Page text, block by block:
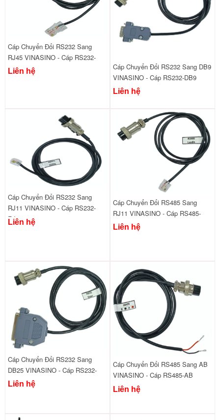
Cáp Chuyển Đổi RS232 Sang
RJ45 VINASINO - Cáp RS232-
RJ45
Liên hệ
Cáp Chuyển Đổi RS232 Sang DB9
VINASINO - Cáp RS232-DB9
Liên hệ
Cáp Chuyển Đổi RS232 Sang
RJ11 VINASINO - Cáp RS232-
RJ11
Liên hệ
Cáp Chuyển Đổi RS485 Sang
RJ11 VINASINO - Cáp RS485-
RJ11
Liên hệ
Cáp Chuyển Đổi RS232 Sang
DB25 VINASINO - Cáp RS232-
DB25
Liên hệ
Cáp Chuyển Đổi RS485 Sang AB
VINASINO - Cáp RS485-AB
Liên hệ